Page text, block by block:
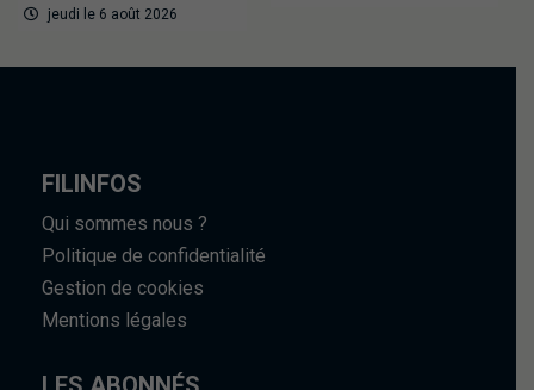
jeudi le 6 août 2026
FILINFOS
Qui sommes nous ?
Politique de confidentialité
Gestion de cookies
Mentions légales